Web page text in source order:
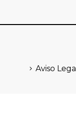
Aviso Legal